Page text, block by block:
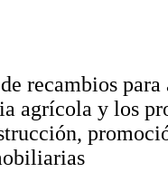
recambios
agrícola y los